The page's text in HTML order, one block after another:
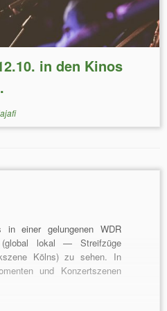
in den Kinos
in einer gelungenen WDR
(global lokal — Streifzüge
Kölns) zu sehen. In
und Konzertszenen